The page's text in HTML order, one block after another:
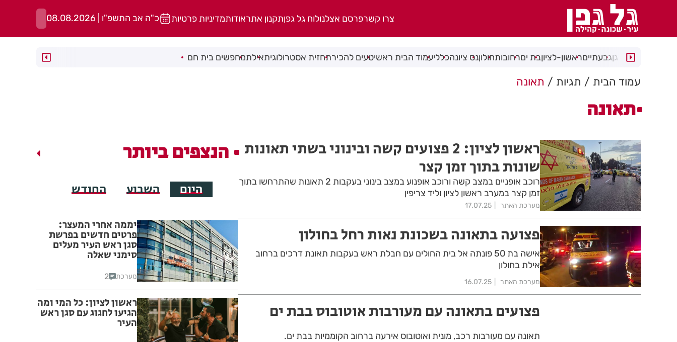
צרו קשרפרסם אצלנולוח גל גפןתקנון אתראודותמדיניות פרטיות כ"ה אב התשפ"ו | 08.08.2026
רמת גןגבעתייםראשון-לציוןבת יםרחובותחולוןנס ציונהכלליעמוד הבית ראשיטעים להכירתחזית אסטרולוגיתאילתמחפשים בית חם
עמוד הבית תגיות תאונה
תאונה
ראשון לציון: 2 פצועים קשה ובינוני בשתי תאונות
שונות בתוך זמן קצר
רוכב אופניים במצב קשה ורוכב אופנוע במצב בינוני בעקבות 2 תאונות שהתרחשו בתוך
זמן קצר במערב ראשון לציון וליד צריפין
מערכת האתר 17.07.25
פצועה בתאונה בשכונת נאות רחל בחולון
אישה בת 50 פונתה אל בית החולים עם חבלת ראש בעקבות תאונת דרכים ברחוב
אילת בחולון
מערכת האתר 16.07.25
פצועים בתאונה עם מעורבות אוטובוס בבת ים
תאונה עם מעורבות רכב, מונית ואוטובוס אירעה ברחוב הקוממיות בבת ים.
הנצפים ביותר
היום השבוע החודש
יממה אחרי המעצר:
פרטים חדשים בפרשת
סגן ראש העיר מעלים
סימני שאלה
מערכת 2
ראשון לציון: כל המי ומה
הגיעו לחגוג עם סגן ראש
העיר